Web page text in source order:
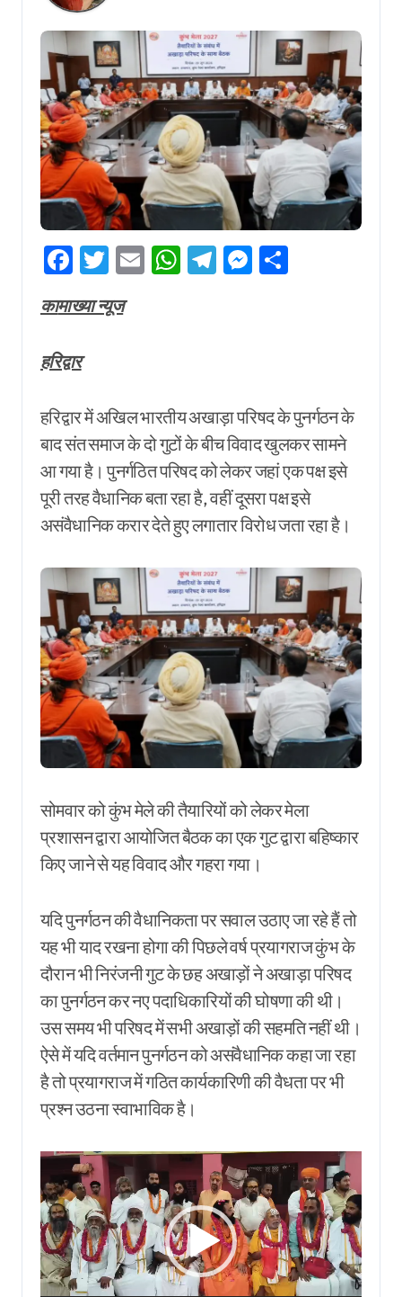
Facebook
Twitter
EmailWhatsApp
Telegram
Messenger
कामाख्या न्यूज
हरिद्वार
हरिद्वार में अखिल भारतीय अखाड़ा परिषद के पुनर्गठन के
बाद संत समाज के दो गुटों के बीच विवाद खुलकर सामने
आ गया है। पुनर्गठित परिषद को लेकर जहां एक पक्ष इसे
पूरी तरह वैधानिक बता रहा है, वहीं दूसरा पक्ष इसे
असंवैधानिक करार देते हुए लगातार विरोध जता रहा है।
सोमवार को कुंभ मेले की तैयारियों को लेकर मेला
प्रशासन द्वारा आयोजित बैठक का एक गुट द्वारा बहिष्कार
किए जाने से यह विवाद और गहरा गया।
यदि पुनर्गठन की वैधानिकता पर सवाल उठाए जा रहे हैं तो
यह भी याद रखना होगा की पिछले वर्ष प्रयागराज कुंभ के
दौरान भी निरंजनी गुट के छह अखाड़ों ने अखाड़ा परिषद
का पुनर्गठन कर नए पदाधिकारियों की घोषणा की थी।
उस समय भी परिषद में सभी अखाड़ों की सहमति नहीं थी।
ऐसे में यदि वर्तमान पुनर्गठन को असंवैधानिक कहा जा रहा
है तो प्रयागराज में गठित कार्यकारिणी की वैधता पर भी
प्रश्न उठना स्वाभाविक है।
Video
Player